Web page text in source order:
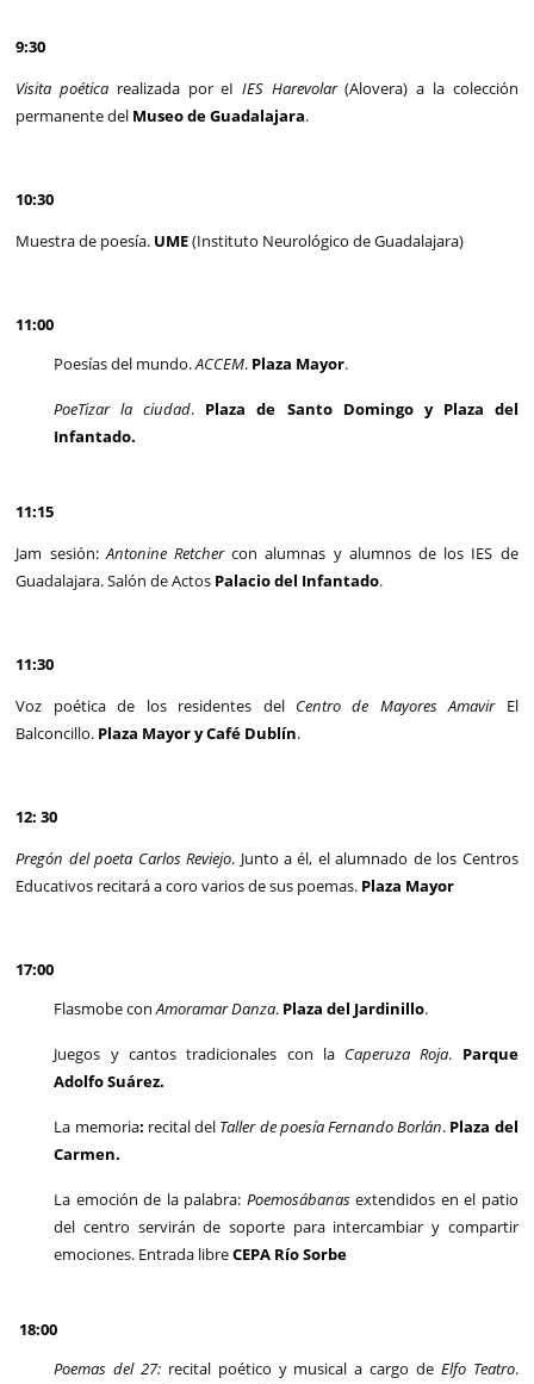
9:30
Visita poética realizada por eIIES Harevolar(Alovera) a la colección
permanente del Museo de Guadalajara.
10:30
Muestra de poesía. UME(Instituto Neurológico de Guadalajara)
11:00
Poesías del mundo.ACCEM. Plaza Mayor.
PoeTizar la ciudad. Plaza de Santo Domingo y Plaza del
Infantado.
11:15
Jam sesión: Antonine Retchercon alumnas y alumnos de los IES de
Guadalajara. Salón de Actos Palacio del Infantado.
11:30
Voz poética de los residentes del Centro de Mayores Amavir
El
Balconcillo. Plaza Mayor y Café Dublín.
12: 30
Pregón del poeta Carlos Reviejo. Junto a él, el alumnado de los Centros
Educativos recitará a coro varios de sus poemas. Plaza Mayor
17:00
Flasmobe conAmoramar Danza. Plaza del Jardinillo.
Juegos y cantos tradicionales con la Caperuza Roja. Parque
Adolfo Suárez.
La memoria: recital del Taller de poesía Fernando Borlán. Plaza del
Carmen.
La emoción de la palabra: Poemosábanasextendidos en el patio
del centro servirán de soporte para intercambiar y compartir
emociones. Entrada libreCEPA Río Sorbe
18:00
Poemas del 27: recital poético y musical a cargo de Elfo Teatro.